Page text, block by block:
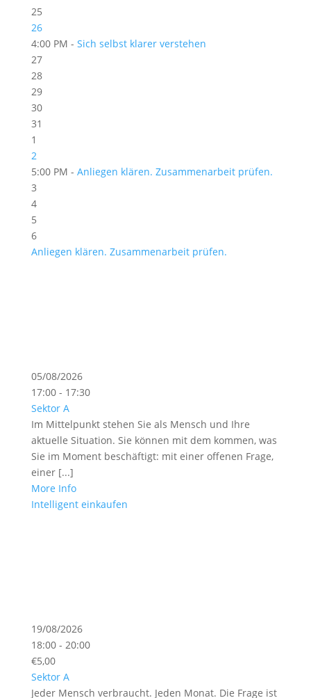
25
26
4:00 PM - Sich selbst klarer verstehen
27
28
29
30
31
1
2
5:00 PM - Anliegen klären. Zusammenarbeit prüfen.
3
4
5
6
Anliegen klären. Zusammenarbeit prüfen.
05/08/2026
17:00 - 17:30
Sektor A
Im Mittelpunkt stehen Sie als Mensch und Ihre
aktuelle Situation. Sie können mit dem kommen, was
Sie im Moment beschäftigt: mit einer offenen Frage,
einer [...]
More Info
Intelligent einkaufen
19/08/2026
18:00 - 20:00
€5,00
Sektor A
Jeder Mensch verbraucht. Jeden Monat. Die Frage ist